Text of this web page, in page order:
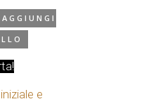
è:
AGGIUNGI